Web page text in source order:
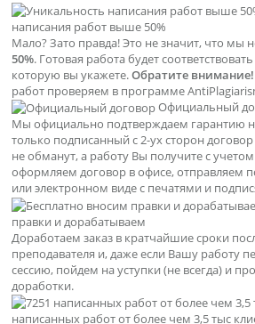
написания работ выше 50%
Мало? Зато правда! Это не значит, что мы
50%. Готовая работа будет
которую вы укажете.Обратите внимание!
работ проверяем в программе
Официальный
Мы официально подтверждаем гарантию
только подписанный с 2-ух сторон договор
не обманут, а работу Вы получите с
оформляем договор в офисе, отправляем
или электронном виде с печатями и
правки и дорабатываем
Доработаем заказ в кратчайшие сроки
преподавателя и, даже если Вашу работу
сессию, пойдем на уступки (не всегда) и
доработки.
написанных работ от более чем 3,5 тыс